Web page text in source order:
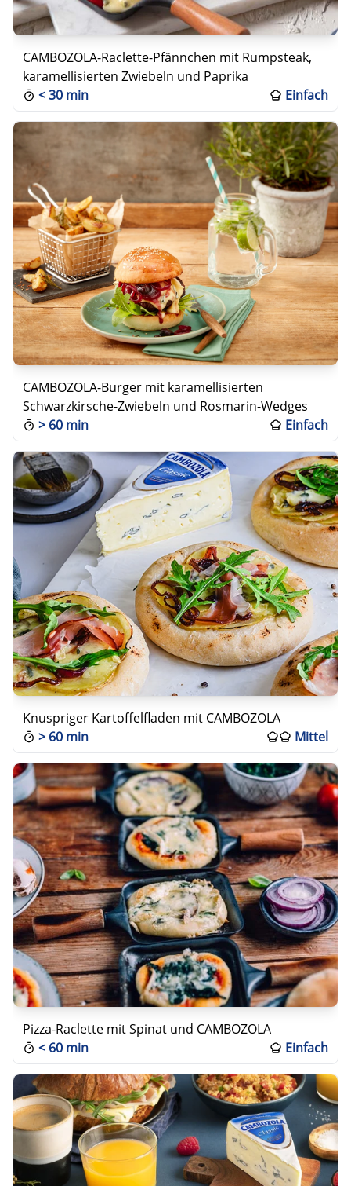
CAMBOZOLA-Raclette-Pfännchen mit Rumpsteak,
karamellisierten Zwiebeln und Paprika
<30 min Einfach
CAMBOZOLA-Burger mit karamellisierten
Schwarzkirsche-Zwiebeln und Rosmarin-Wedges
> 60 min Einfach
Knuspriger Kartoffelfladen mit CAMBOZOLA
> 60 min Mittel
Pizza-Raclette mit Spinat und CAMBOZOLA
< 60 min Einfach